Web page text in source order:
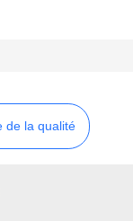
de la qualité